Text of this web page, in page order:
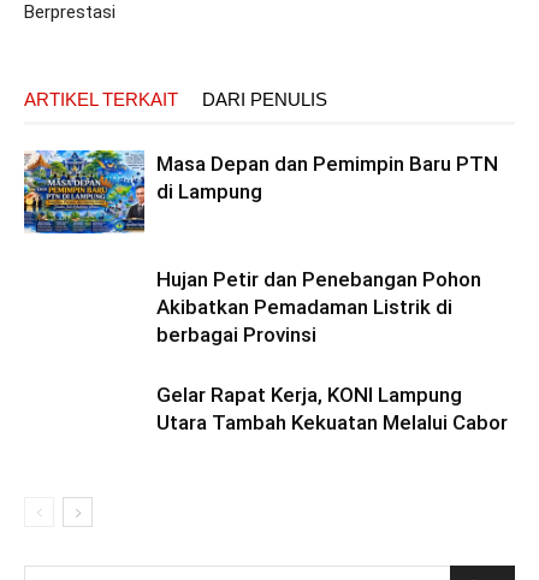
Berprestasi
ARTIKEL TERKAIT DARI PENULIS
Masa Depan dan Pemimpin Baru PTN
di Lampung
Hujan Petir dan Penebangan Pohon
Akibatkan Pemadaman Listrik di
berbagai Provinsi
Gelar Rapat Kerja, KONI Lampung
Utara Tambah Kekuatan Melalui Cabor